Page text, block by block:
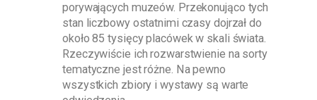
porywających muzeów. Przekonująco tych
stan liczbowy ostatnimi czasy dojrzał do
około 85 tysięcy placówek w skali świata.
Rzeczywiście ich rozwarstwienie na sorty
tematyczne jest różne. Na pewno
wszystkich zbiory i wystawy są warte